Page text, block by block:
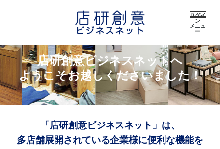
ログイ
ン
メニュ
ー
店研創意ビジネスネットへ
ようこそお越しくださいました！
「店研創意ビジネスネット」は、
多店舗展開されている企業様に便利な機能を